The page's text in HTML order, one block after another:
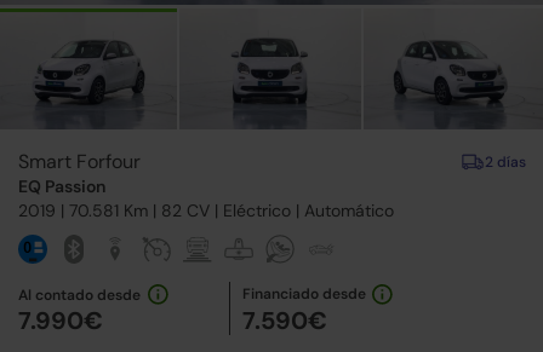
Smart Forfour
EQ Passion
2019 | 70.581 Km | 82 CV | Eléctrico | Automático
2 días
Al contado desde
7.990€
Financiado desde
7.590€